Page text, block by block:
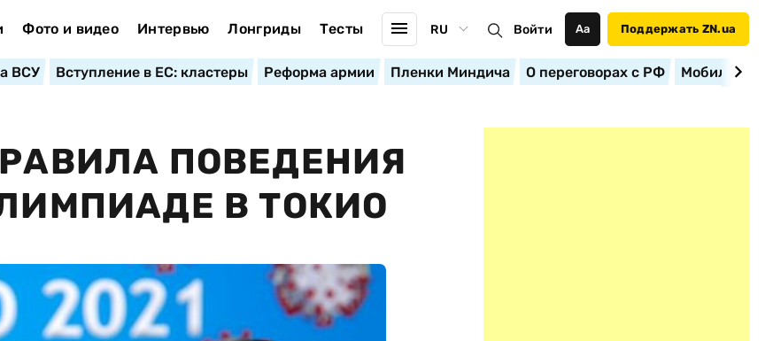
Фото и видео Интервью Лонгриды Тесты RU Войти Аа Поддержать ZN.ua
ВСУ Вступление в ЕС: кластеры Реформа армии Пленки Миндича О переговорах с РФ
ПОВЕДЕНИЯ
В ТОКИО